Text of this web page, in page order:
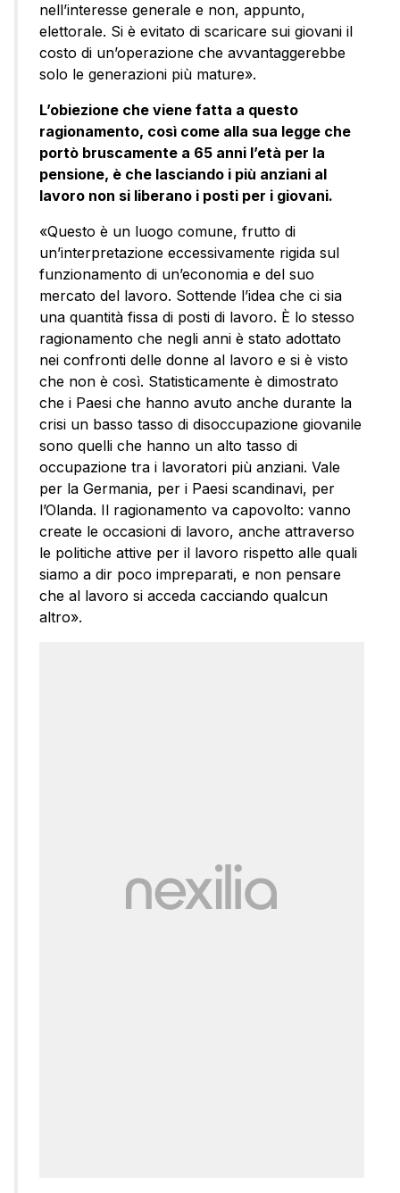
nell’interesse generale e non, appunto,
elettorale. Si è evitato di scaricare sui giovani il
costo di un’operazione che avvantaggerebbe
solo le generazioni più mature».
L’obiezione che viene fatta a questo
ragionamento, così come alla sua legge che
portò bruscamente a 65 anni l’età per la
pensione, è che lasciando i più anziani al
lavoro non si liberano i posti per i giovani.
«Questo è un luogo comune, frutto di
un’interpretazione eccessivamente rigida sul
funzionamento di un’economia e del suo
mercato del lavoro. Sottende l’idea che ci sia
una quantità fissa di posti di lavoro. È lo stesso
ragionamento che negli anni è stato adottato
nei confronti delle donne al lavoro e si è visto
che non è così. Statisticamente è dimostrato
che i Paesi che hanno avuto anche durante la
crisi un basso tasso di disoccupazione giovanile
sono quelli che hanno un alto tasso di
occupazione tra i lavoratori più anziani. Vale
per la Germania, per i Paesi scandinavi, per
l’Olanda. Il ragionamento va capovolto: vanno
create le occasioni di lavoro, anche attraverso
le politiche attive per il lavoro rispetto alle quali
siamo a dir poco impreparati, e non pensare
che al lavoro si acceda cacciando qualcun
altro».